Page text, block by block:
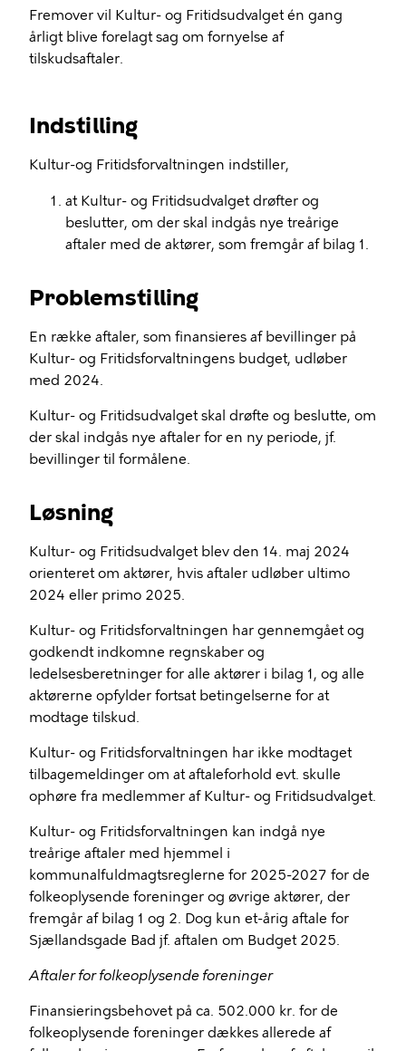
Fremover vil Kultur- og Fritidsudvalget én gang
årligt blive forelagt sag om fornyelse af
tilskudsaftaler.
Indstilling
Kultur-og Fritidsforvaltningen indstiller,
at Kultur- og Fritidsudvalget drøfter og
beslutter, om der skal indgås nye treårige
aftaler med de aktører, som fremgår af bilag 1.
Problemstilling
En række aftaler, som finansieres af bevillinger på
Kultur- og Fritidsforvaltningens budget, udløber
med 2024.
Kultur- og Fritidsudvalget skal drøfte og beslutte, om
der skal indgås nye aftaler for en ny periode, jf.
bevillinger til formålene.
Løsning
Kultur- og Fritidsudvalget blev den 14. maj 2024
orienteret om aktører, hvis aftaler udløber ultimo
2024 eller primo 2025.
Kultur- og Fritidsforvaltningen har gennemgået og
godkendt indkomne regnskaber og
ledelsesberetninger for alle aktører i bilag 1, og alle
aktørerne opfylder fortsat betingelserne for at
modtage tilskud.
Kultur- og Fritidsforvaltningen har ikke modtaget
tilbagemeldinger om at aftaleforhold evt. skulle
ophøre fra medlemmer af Kultur- og Fritidsudvalget.
Kultur- og Fritidsforvaltningen kan indgå nye
treårige aftaler med hjemmel i
kommunalfuldmagtsreglerne for 2025-2027 for de
folkeoplysende foreninger og øvrige aktører, der
fremgår af bilag 1 og 2. Dog kun et-årig aftale for
Sjællandsgade Bad jf. aftalen om Budget 2025.
Aftaler for folkeoplysende foreninger
Finansieringsbehovet på ca. 502.000 kr. for de
folkeoplysende foreninger dækkes allerede af